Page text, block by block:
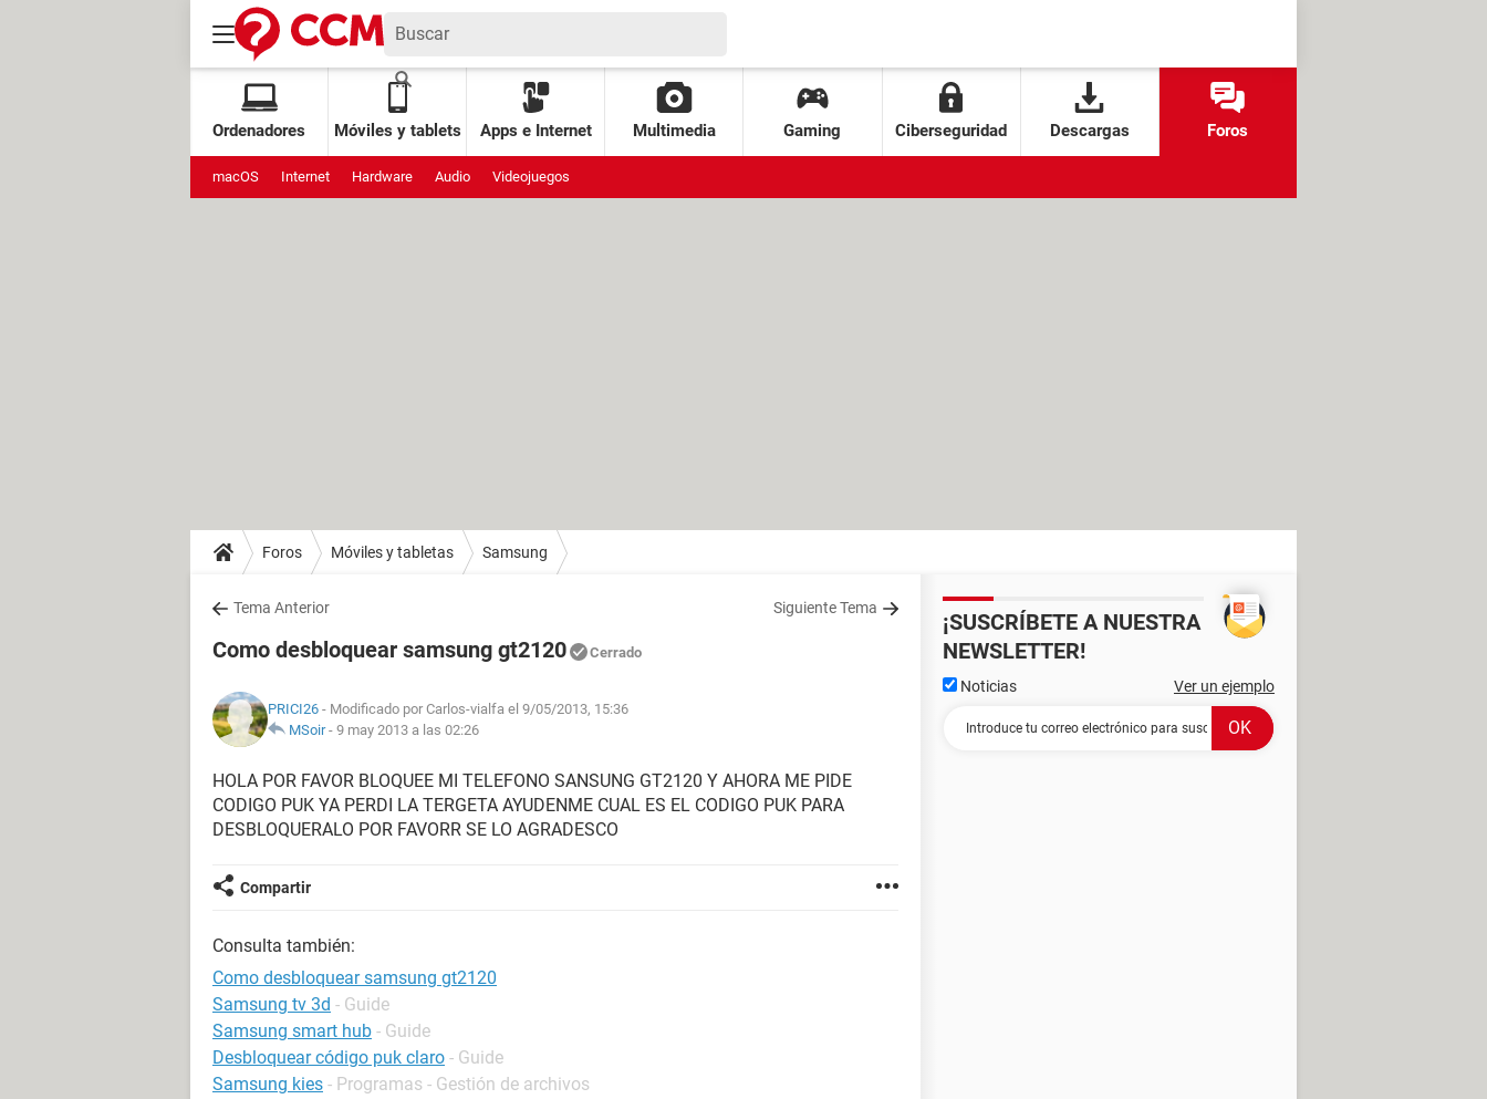
Ordenadores Móviles y tablets Apps e Internet Multimedia Gaming Ciberseguridad Descargas Foros
macOS Internet Hardware Audio Videojuegos
Foros Móviles y tabletas Samsung
Tema Anterior Siguiente Tema
Como desbloquear samsung gt2120 Cerrado
PRICI26 - Modificado por Carlos-vialfa el 9/05/2013, 15:36
MSoir- 9 may 2013 a las 02:26
HOLA POR FAVOR BLOQUEE MI TELEFONO SANSUNG GT2120 Y AHORA ME PIDE
CODIGO PUK YA PERDI LA TERGETA AYUDENME CUAL ES EL CODIGO PUK PARA
DESBLOQUERALO POR FAVORR SE LO AGRADESCO
Compartir
Consulta también:
Como desbloquear samsung gt2120
Samsung tv 3d - Guide
Samsung smart hub - Guide
Desbloquear código puk claro - Guide
Samsung kies - Programas - Gestión de archivos
¡SUSCRÍBETE A NUESTRA
NEWSLETTER!
Noticias Ver un ejemplo